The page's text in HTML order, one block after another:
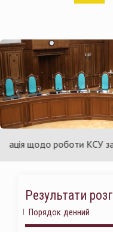
щодо роботи КСУ за
Результати
Порядок денний